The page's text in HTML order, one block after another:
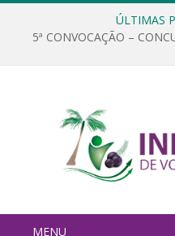
ÚLTIMAS
5ª CONVOCAÇÃO –
MENU